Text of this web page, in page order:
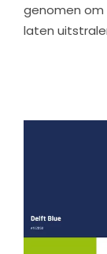
genomen
laten